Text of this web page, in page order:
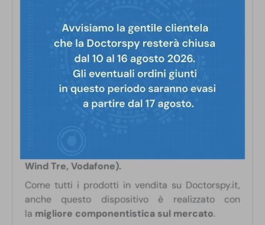
dispositivo limita il consumo energetico,
spegnendo il GPS e mantenendo il GSM a
basso consumo; si riattiva automaticamente in
caso di vibrazioni, SMS o chiamate.
Il localizzatore può funzionare sia con la
nostra SIM per localizzatore che con una
In alternativa, è possibile utilizzare una SIM dei
principali operatori telefonici italiani (TIM,
Wind Tre, Vodafone).
Come tutti i prodotti in vendita su Doctorspy.it,
anche questo dispositivo è realizzato con
la migliore componentistica sul mercato.